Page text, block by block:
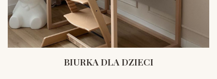
BIURKA DLA DZIECI